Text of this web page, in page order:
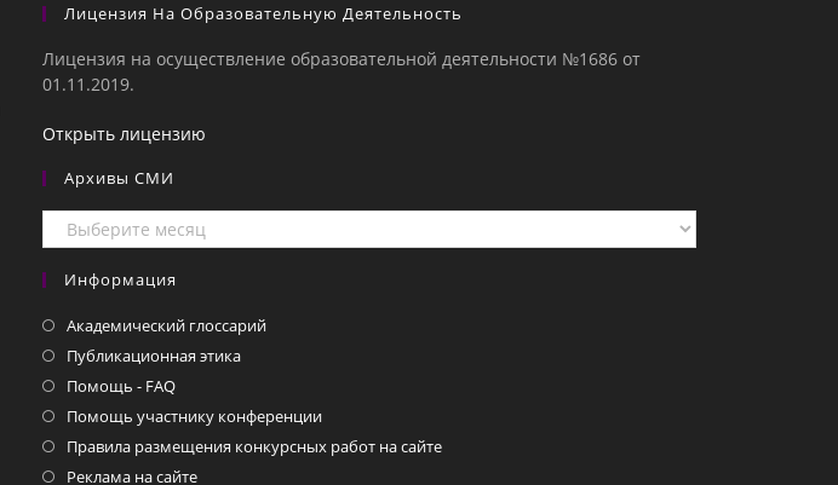
Лицензия На Образовательную Деятельность
Лицензия на осуществление образовательной деятельности №1686 от
01.11.2019.
Открыть лицензию
Архивы СМИ
Архивы
СМИ
Информация
Академический глоссарий
Публикационная этика
Помощь - FAQ
Помощь участнику конференции
Правила размещения конкурсных работ на сайте
Реклама на сайте